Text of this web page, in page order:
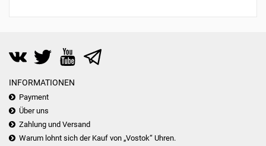
INFORMATIONEN
Payment
Über uns
Zahlung und Versand
Warum lohnt sich der Kauf von „Vostok“ Uhren.